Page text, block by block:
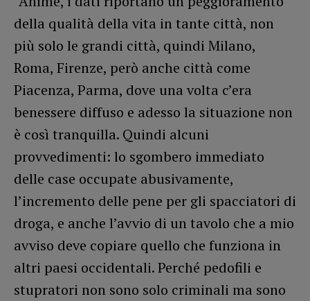
della qualità della vita in tante città, non
più solo le grandi città, quindi Milano,
Roma, Firenze, però anche città come
Piacenza, Parma, dove una volta c’era
benessere diffuso e adesso la situazione non
è così tranquilla. Quindi alcuni
provvedimenti: lo sgombero immediato
delle case occupate abusivamente,
l’incremento delle pene per gli spacciatori di
droga, e anche l’avvio di un tavolo che a mio
avviso deve copiare quello che funziona in
altri paesi occidentali. Perché pedofili e
stupratori non sono solo criminali ma sono